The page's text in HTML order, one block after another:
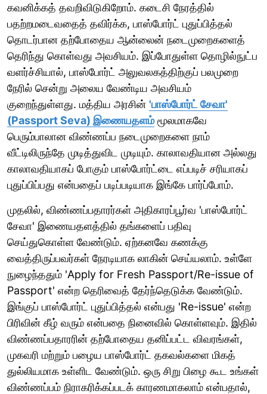
கவனிக்கத் தவறிவிடுகிறோம். கடைசி நேரத்தில்
பதற்றமடைவதைத் தவிர்க்க, பாஸ்போர்ட் புதுப்பித்தல்
தொடர்பான தற்போதைய ஆன்லைன் நடைமுறைகளைத்
தெரிந்து கொள்வது அவசியம். இப்போதுள்ள தொழில்நுட்ப
வளர்ச்சியால், பாஸ்போர்ட் அலுவலகத்திற்குப் பலமுறை
நேரில் சென்று அலைய வேண்டிய அவசியம்
குறைந்துள்ளது. மத்திய அரசின் 'பாஸ்போர்ட் சேவா'
(Passport Seva) இணையதளம்மூலமாகவே
பெரும்பாலான விண்ணப்ப நடைமுறைகளை நாம்
வீட்டிலிருந்தே முடித்துவிட முடியும். காலாவதியான அல்லது
காலாவதியாகப் போகும் பாஸ்போர்ட்டை எப்படிச் சரியாகப்
புதுப்பிப்பது என்பதைப் படிப்படியாக இங்கே பார்ப்போம்.
முதலில், விண்ணப்பதாரர்கள் அதிகாரப்பூர்வ 'பாஸ்போர்ட்
சேவா' இணையதளத்தில் தங்களைப் பதிவு
செய்துகொள்ள வேண்டும். ஏற்கனவே கணக்கு
வைத்திருப்பவர்கள் நேரடியாக லாகின் செய்யலாம். உள்ளே
நுழைந்ததும் 'Apply for Fresh Passport/Re-issue of
Passport' என்ற தெரிவைத் தேர்ந்தெடுக்க வேண்டும்.
இங்குப் பாஸ்போர்ட் புதுப்பித்தல் என்பது 'Re-issue' என்ற
பிரிவின் கீழ் வரும் என்பதை நினைவில் கொள்ளவும். இதில்
விண்ணப்பதாரரின் தற்போதைய தனிப்பட்ட விவரங்கள்,
முகவரி மற்றும் பழைய பாஸ்போர்ட் தகவல்களை மிகத்
துல்லியமாக உள்ளிட வேண்டும். ஒரு சிறு பிழை கூட உங்கள்
விண்ணப்பம் நிராகரிக்கப்படக் காரணமாகலாம் என்பதால்,